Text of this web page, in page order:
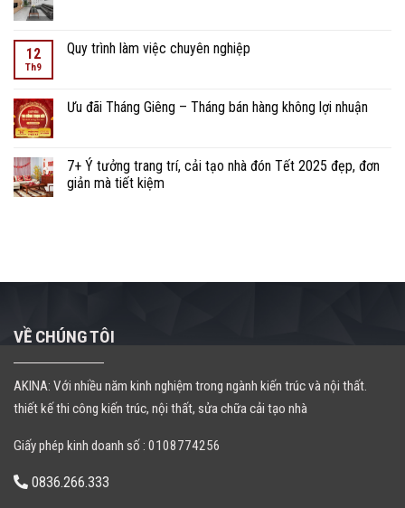
12
Th9
Quy trình làm việc chuyên nghiệp
Ưu đãi Tháng Giêng – Tháng bán hàng không lợi nhuận
7+ Ý tưởng trang trí, cải tạo nhà đón Tết 2025 đẹp, đơn
giản mà tiết kiệm
VỀ CHÚNG TÔI
AKINA: Với nhiều năm kinh nghiệm trong ngành kiến trúc và nội thất.
thiết kế thi công kiến trúc, nội thất, sửa chữa cải tạo nhà
Giấy phép kinh doanh số : 0108774256
0836.266.333